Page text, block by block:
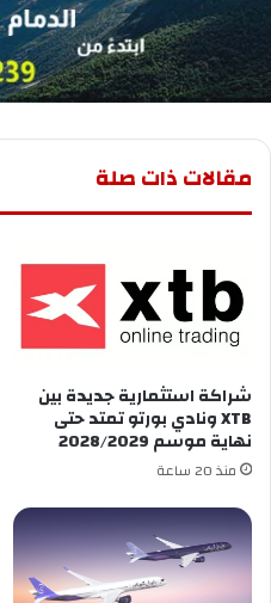
مقالات ذات صلة
شراكة استثمارية جديدة بين
XTB ونادي بورتو تمتد حتى
نهاية موسم 2028/2029
منذ 20 ساعة